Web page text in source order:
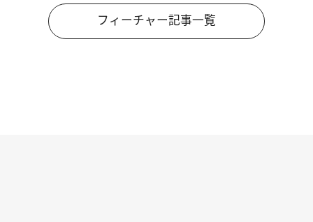
フィーチャー記事一覧